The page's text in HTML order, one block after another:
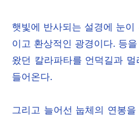
햇빛에 반사되는 설경에 눈
이고 환상적인 광경이다. 등
왔던 칼라파타를 언덕길과
들어온다.
그리고 늘어선 눕체의 연봉